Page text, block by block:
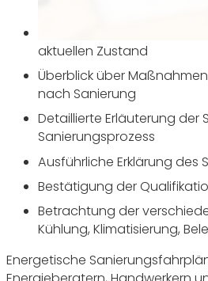
aktuellen Zustand
Überblick über
nach Sanierung
Detaillierte Erläuterung der
Sanierungsprozess
Ausführliche Erklärung des
Bestätigung der
Betrachtung der
Kühlung, Klimatisierung,
Energetische